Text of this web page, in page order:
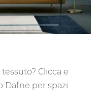
Clicca e
Dafne per spazi